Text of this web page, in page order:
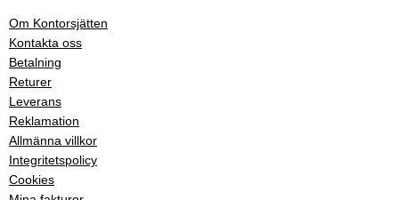
Om Kontorsjätten
Kontakta oss
Betalning
Returer
Leverans
Reklamation
Allmänna villkor
Integritetspolicy
Cookies